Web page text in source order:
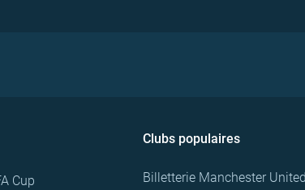
Cup
Clubs populaires
Billetterie Manchester